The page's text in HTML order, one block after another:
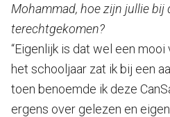
Mohammad, hoe zijn jullie bij
terechtgekomen?
“Eigenlijk is dat wel een mooi
het schooljaar zat ik bij een
toen benoemde ik deze
ergens over gelezen en